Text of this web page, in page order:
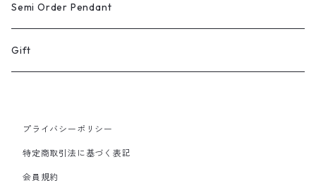
Semi Order Pendant
Gift
プライバシーポリシー
特定商取引法に基づく表記
会員規約